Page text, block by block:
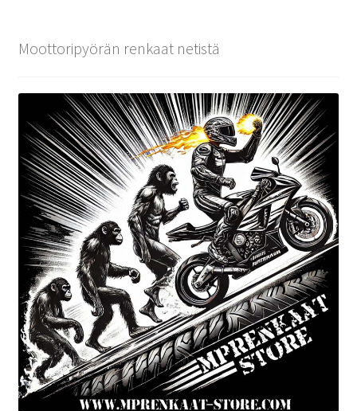
Moottoripyörän renkaat netistä